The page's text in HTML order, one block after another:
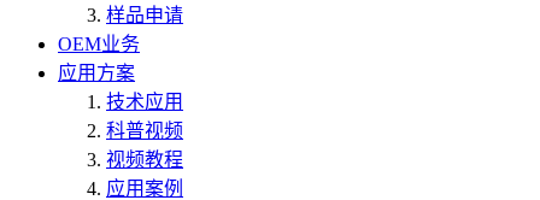
样品申请
OEM业务
应用方案
技术应用
科普视频
视频教程
应用案例